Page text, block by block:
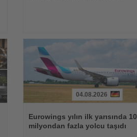
Oku
04.08.2026
Eurowings yılın ilk yarısında 10
milyondan fazla yolcu taşıdı